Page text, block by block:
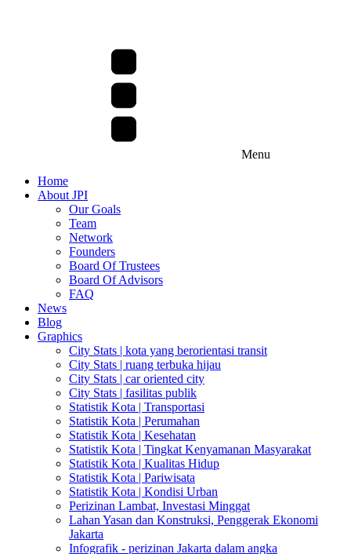
Menu
Home
About JPI
Our Goals
Team
Network
Founders
Board Of Trustees
Board Of Advisors
FAQ
News
Blog
Graphics
City Stats | kota yang berorientasi transit
City Stats | ruang terbuka hijau
City Stats | car oriented city
City Stats | fasilitas publik
Statistik Kota | Transportasi
Statistik Kota | Perumahan
Statistik Kota | Kesehatan
Statistik Kota | Tingkat Kenyamanan Masyarakat
Statistik Kota | Kualitas Hidup
Statistik Kota | Pariwisata
Statistik Kota | Kondisi Urban
Perizinan Lambat, Investasi Minggat
Lahan Yasan dan Konstruksi, Penggerak Ekonomi
Jakarta
Infografik - perizinan Jakarta dalam angka